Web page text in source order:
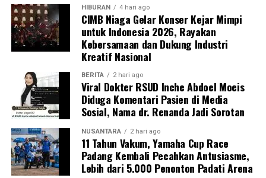
HIBURAN 4 hari ago
CIMB Niaga Gelar Konser Kejar Mimpi
untuk Indonesia 2026, Rayakan
Kebersamaan dan Dukung Industri
Kreatif Nasional
BERITA 2 hari ago
Viral Dokter RSUD Inche Abdoel Moeis
Diduga Komentari Pasien di Media
Sosial, Nama dr. Renanda Jadi Sorotan
NUSANTARA 2 hari ago
11 Tahun Vakum, Yamaha Cup Race
Padang Kembali Pecahkan Antusiasme,
Lebih dari 5.000 Penonton Padati Arena